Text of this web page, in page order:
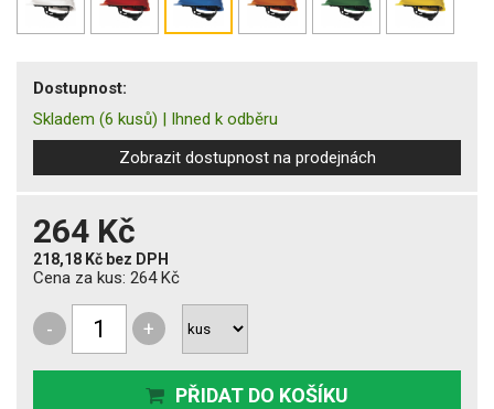
Dostupnost:
Skladem (6 kusů) | Ihned k odběru
Zobrazit dostupnost na prodejnách
264 Kč
218,18 Kč bez DPH
Cena za kus: 264 Kč
- +
PŘIDAT DO KOŠÍKU